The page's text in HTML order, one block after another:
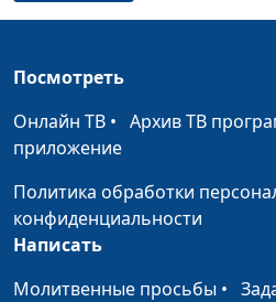
нашей жизни
Виктор Счастливый:
счастливый парень в
«Родился в рубашке»
Посмотреть
Онлайн ТВ • Архив ТВ
приложение
Политика обработки
конфиденциальности
Написать
Молитвенные просьбы •